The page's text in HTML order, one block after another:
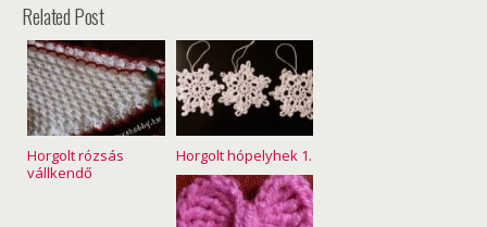
Related Post
Horgolt rózsás
vállkendő
Horgolt hópelyhek 1.